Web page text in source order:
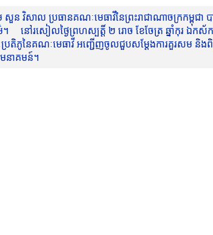
វិសាល ប្រធានគណៈមេធាវីនៃព្រះរាជាណាចក្រកម្ពុជា
។ នៅរសៀលថ្ងៃព្រហស្បត្តិ៍ ២ រោច ខែចែត្រ ឆ្នាំកុរ ឯកស័
តិភូនៃគណៈមេធាវី អញ្ជើញចូលជួបសម្តែងការគួរសម និងពិភ
នាគមន៍។